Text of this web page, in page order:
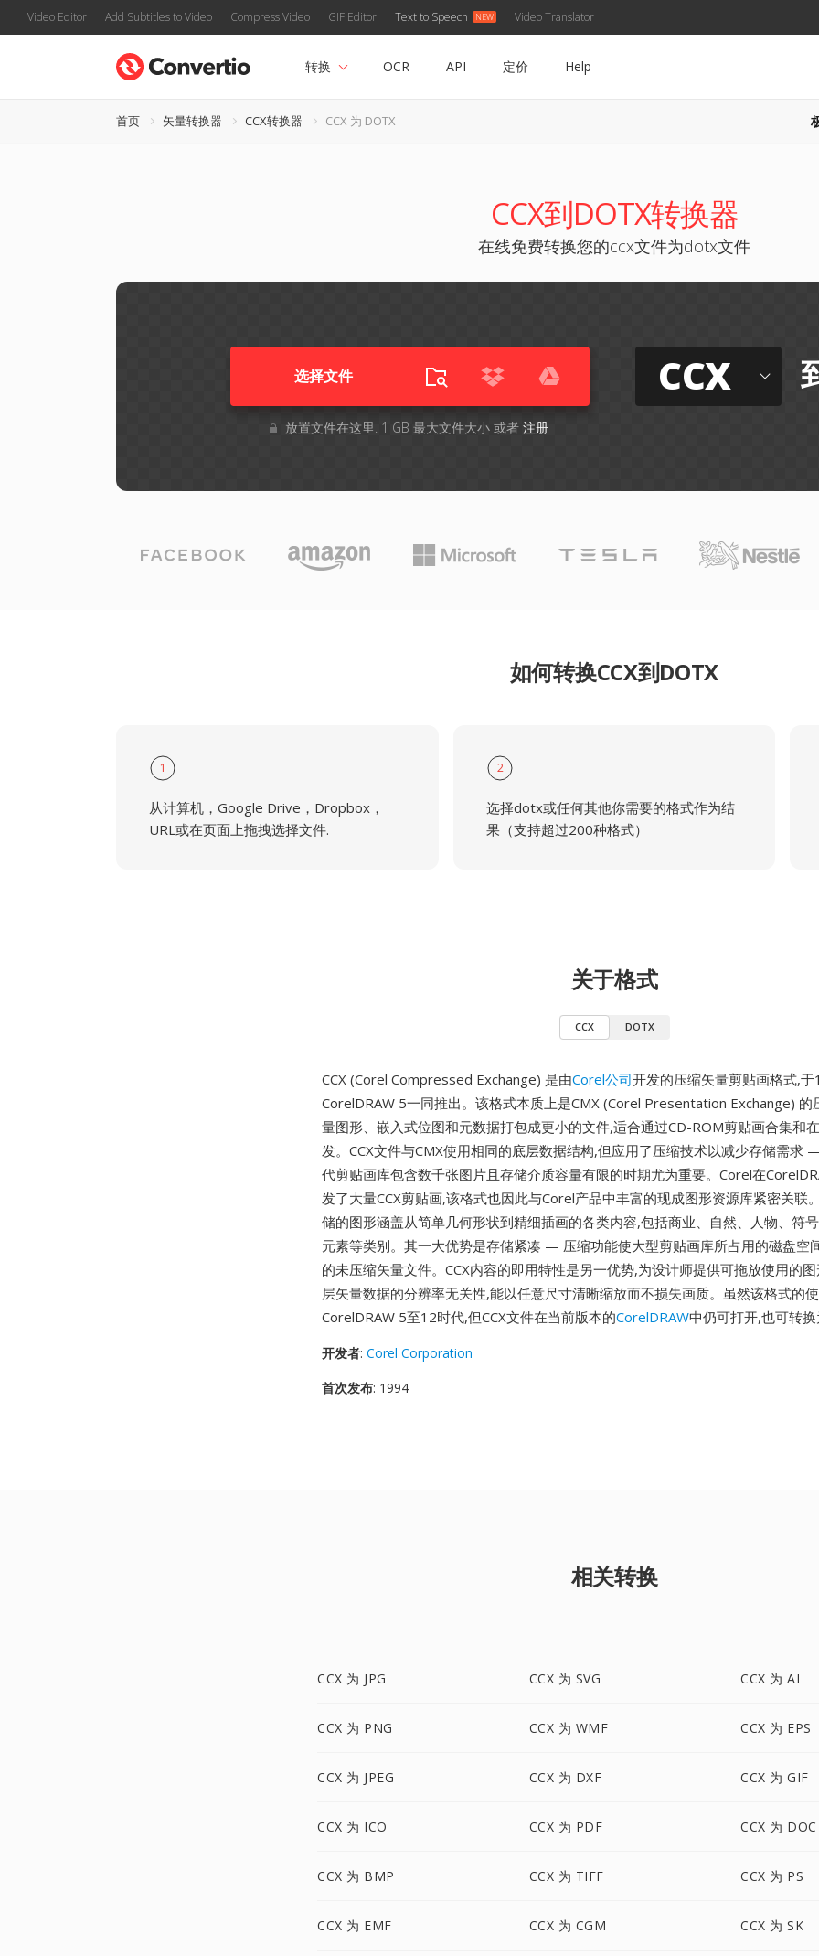
Video Editor Add Subtitles to Video Compress Video GIF Editor Text to Speech Video Translator
转换 OCR API 定价 Help
首页 矢量转换器 CCX转换器 CCX 为 DOTX
CCX到DOTX转换器
在线免费转换您的ccx文件为dotx文件
选择文件
放置文件在这里. 1 GB 最大文件大小 或者 注册
CCX
如何转换CCX到DOTX
1
从计算机，Google Drive，Dropbox，
URL或在页面上拖拽选择文件.
2
选择dotx或任何其他你需要的格式作为结
果（支持超过200种格式）
关于格式
CCX DOTX
CCX (Corel Compressed Exchange) 是由Corel公司开发的压缩矢量剪贴画格式,
CorelDRAW 5一同推出。该格式本质上是CMX (Corel Presentation Exchange) 的
量图形、嵌入式位图和元数据打包成更小的文件,适合通过CD-ROM剪贴画合集和
发。CCX文件与CMX使用相同的底层数据结构,但应用了压缩技术以减少存储需求
代剪贴画库包含数千张图片且存储介质容量有限的时期尤为重要。Corel在
发了大量CCX剪贴画,该格式也因此与Corel产品中丰富的现成图形资源库紧密关联
储的图形涵盖从简单几何形状到精细插画的各类内容,包括商业、自然、人物、符
元素等类别。其一大优势是存储紧凑 — 压缩功能使大型剪贴画库所占用的磁盘空
的未压缩矢量文件。CCX内容的即用特性是另一优势,为设计师提供可拖放使用的
层矢量数据的分辨率无关性,能以任意尺寸清晰缩放而不损失画质。虽然该格式的
CorelDRAW 5至12时代,但CCX文件在当前版本的CorelDRAW中仍可打开,也可转
开发者: Corel Corporation
首次发布: 1994
相关转换
CCX 为 JPG CCX 为 SVG CCX 为 AI
CCX 为 PNG CCX 为 WMF CCX 为 EPS
CCX 为 JPEG CCX 为 DXF CCX 为 GIF
CCX 为 ICO CCX 为 PDF CCX 为 DOC
CCX 为 BMP CCX 为 TIFF CCX 为 PS
CCX 为 EMF CCX 为 CGM CCX 为 SK